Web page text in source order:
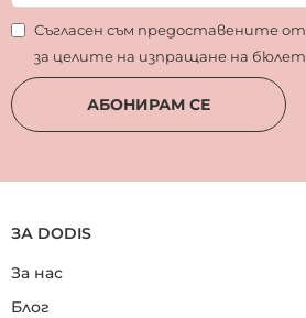
Съгласен съм предоставените
за целите на изпращане на
АБОНИРАМ СЕ
ЗА DODIS
За нас
Блог